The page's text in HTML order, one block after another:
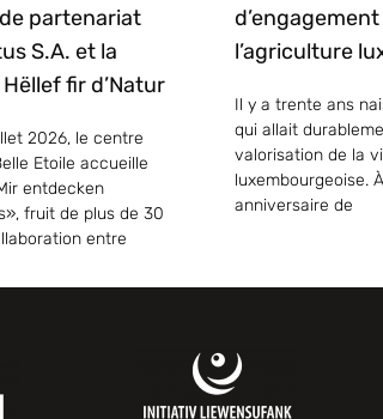
partenariat
S.A. et la
fir d’Natur
2026, le centre
Etoile accueille
entdecken
fruit de plus de 30
entre
l’agriculture
Il y a trente ans
qui allait
valorisation de la
luxembourgeoise.
anniversaire de